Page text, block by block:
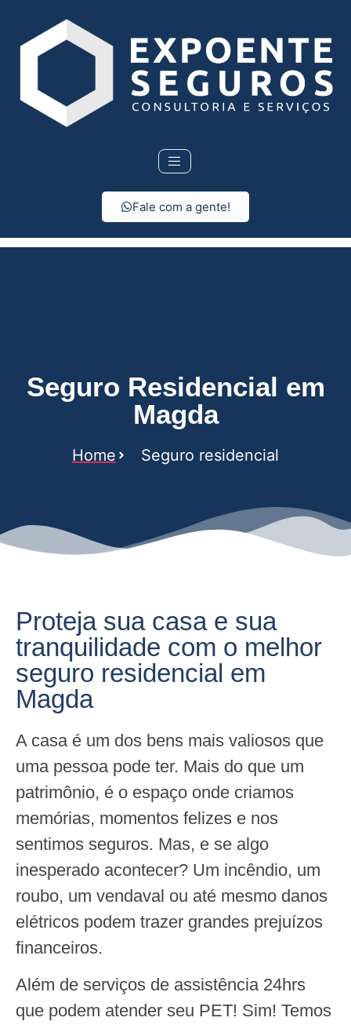
Fale com a gente!
Seguro Residencial em
Magda
Home Seguro residencial
Proteja sua casa e sua
tranquilidade com o melhor
seguro residencial em
Magda
A casa é um dos bens mais valiosos que
uma pessoa pode ter. Mais do que um
patrimônio, é o espaço onde criamos
memórias, momentos felizes e nos
sentimos seguros. Mas, e se algo
inesperado acontecer? Um incêndio, um
roubo, um vendaval ou até mesmo danos
elétricos podem trazer grandes prejuízos
financeiros.
Além de serviços de assistência 24hrs
que podem atender seu PET! Sim! Temos